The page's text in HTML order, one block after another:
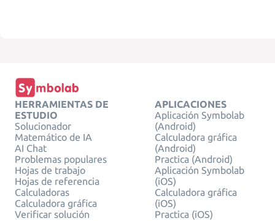
HERRAMIENTAS DE
ESTUDIO
Solucionador
Matemático de IA
AI Chat
Problemas populares
Hojas de trabajo
Hojas de referencia
Calculadoras
Calculadora gráfica
Verificar solución
APLICACIONES
Aplicación Symbolab
(Android)
Calculadora gráfica
(Android)
Practica (Android)
Aplicación Symbolab
(iOS)
Calculadora gráfica
(iOS)
Practica (iOS)